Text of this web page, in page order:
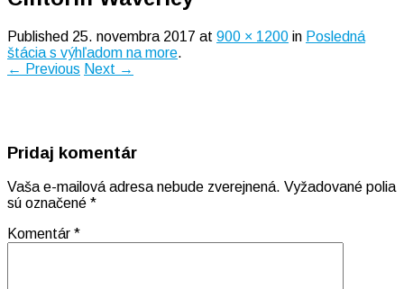
Published 25. novembra 2017 at 900 × 1200 in Posledná
štácia s výhľadom na more.
← Previous Next →
Pridaj komentár
Vaša e-mailová adresa nebude zverejnená. Vyžadované polia
sú označené *
Komentár *